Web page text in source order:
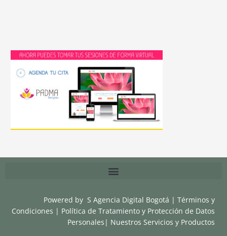
Powered by S Agencia Digital Bogotá |Términos y
Condiciones | Política de Tratamiento y Protección de Datos
Personales | Nuestros Servicios y Productos